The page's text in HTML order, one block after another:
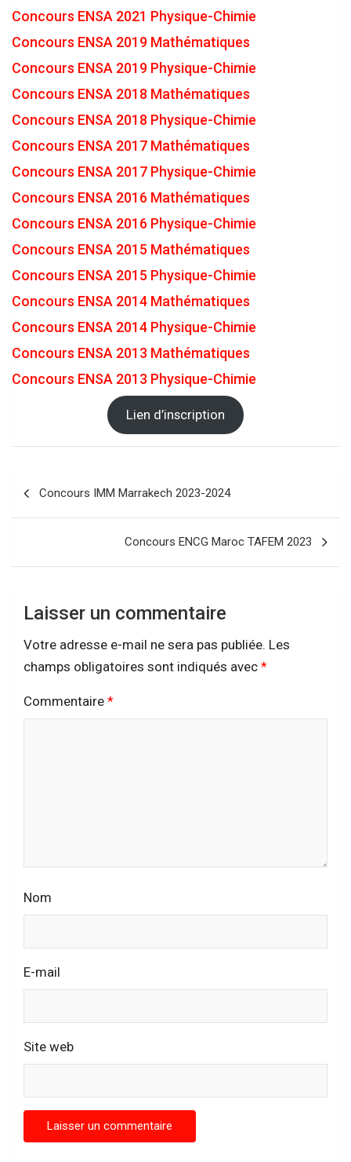
Concours ENSA 2021 Physique-Chimie
Concours ENSA 2019 Mathématiques
Concours ENSA 2019 Physique-Chimie
Concours ENSA 2018 Mathématiques
Concours ENSA 2018 Physique-Chimie
Concours ENSA 2017 Mathématiques
Concours ENSA 2017 Physique-Chimie
Concours ENSA 2016 Mathématiques
Concours ENSA 2016 Physique-Chimie
Concours ENSA 2015 Mathématiques
Concours ENSA 2015 Physique-Chimie
Concours ENSA 2014 Mathématiques
Concours ENSA 2014 Physique-Chimie
Concours ENSA 2013 Mathématiques
Concours ENSA 2013 Physique-Chimie
Lien d’inscription
Concours IMM Marrakech 2023-2024
Concours ENCG Maroc TAFEM 2023
Laisser un commentaire
Votre adresse e-mail ne sera pas publiée. Les
champs obligatoires sont indiqués avec *
Commentaire *
Nom
E-mail
Site web